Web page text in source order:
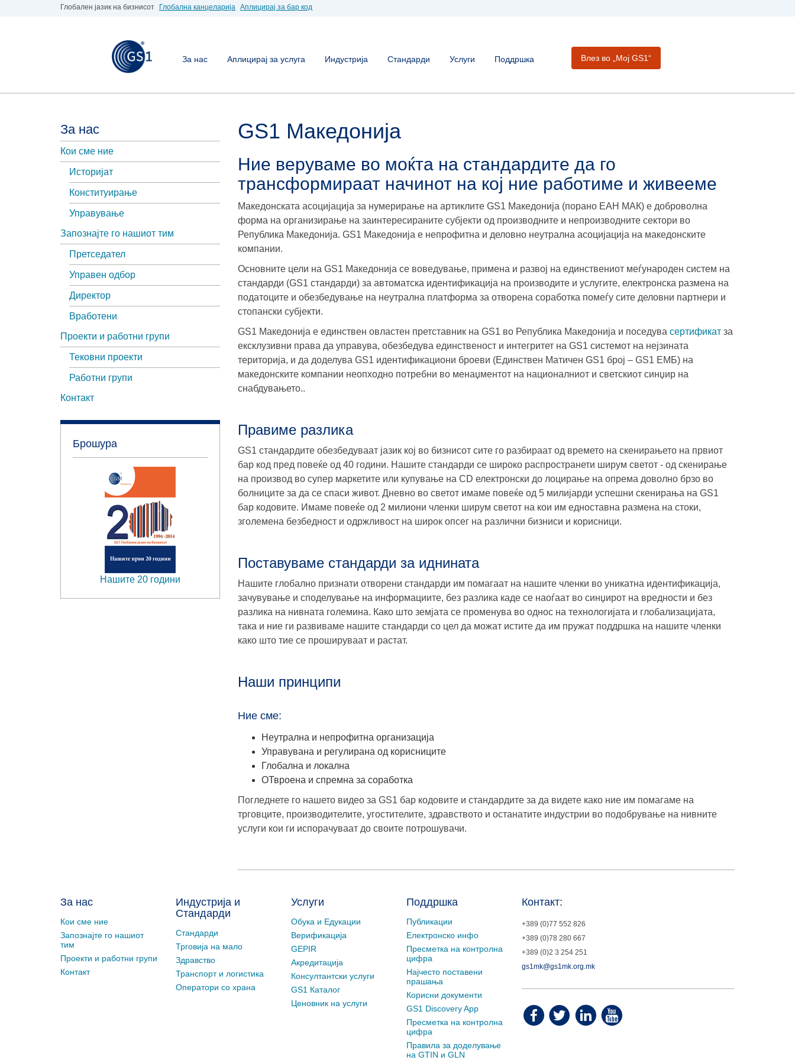
Глобален јазик на бизнисот Глобална канцеларија Аплицирај за бар код
За нас Аплицирај за услуга Индустрија Стандарди Услуги Поддршка Влез во „Moj GS1“
За нас
Кои сме ние
Историјат
Конституирање
Управување
Запознајте го нашиот тим
Претседател
Управен одбор
Директор
Вработени
Проекти и работни групи
Тековни проекти
Работни групи
Контакт
Брошура
Нашите 20 години
GS1 Македонија
Ние веруваме во моќта на стандардите да го
трансформираат начинот на кој ние работиме и живееме
Македонската асоцијација за нумерирање на артиклите GS1 Македонија (порано ЕАН МАК) е доброволна
форма на организирање на заинтересираните субјекти од производните и непроизводните сектори во
Република Македонија. GS1 Македонија е непрофитна и деловно неутрална асоцијација на македонските
компании.
Основните цели на GS1 Македонија се воведување, примена и развој на единствениот меѓународен систем на
стандарди (GS1 стандарди) за автоматска идентификација на производите и услугите, електронска размена на
податоците и обезбедување на неутрална платформа за отворена соработка помеѓу сите деловни партнери и
стопански субјекти.
GS1 Македонија е единствен овластен претставник на GS1 во Република Македонија и поседува сертификат за
ексклузивни права да управува, обезбедува единственост и интегритет на GS1 системот на нејзината
територија, и да доделува GS1 идентификациони броеви (Единствен Матичен GS1 број – GS1 ЕМБ) на
македонските компании неопходно потребни во менаџментот на националниот и светскиот синџир на
снабдувањето..
Правиме разлика
GS1 стандардите обезбедуваат јазик кој во бизнисот сите го разбираат од времето на скенирањето на првиот
бар код пред повеќе од 40 години. Нашите стандарди се широко распространети ширум светот - од скенирање
на производ во супер маркетите или купување на CD електронски до лоцирање на опрема доволно брзо во
болниците за да се спаси живот. Дневно во светот имаме повеќе од 5 милијарди успешни скенирања на GS1
бар кодовите. Имаме повеќе од 2 милиони членки ширум светот на кои им едноставна размена на стоки,
зголемена безбедност и одржливост на широк опсег на различни бизниси и корисници.
Поставуваме стандарди за иднината
Нашите глобално признати отворени стандарди им помагаат на нашите членки во уникатна идентификација,
зачувување и споделување на информациите, без разлика каде се наоѓаат во синџирот на вредности и без
разлика на нивната големина. Како што земјата се променува во однос на технологијата и глобализацијата,
така и ние ги развиваме нашите стандарди со цел да можат истите да им пружат поддршка на нашите членки
како што тие се прошируваат и растат.
Наши принципи
Ние сме:
Неутрална и непрофитна организација
Управувана и регулирана од корисниците
Глобална и локална
ОТвроена и спремна за соработка
Погледнете го нашето видео за GS1 бар кодовите и стандардите за да видете како ние им помагаме на
трговците, производителите, угостителите, здравството и останатите индустрии во подобрување на нивните
услуги кои ги испорачуваат до своите потрошувачи.
За нас
Кои сме ние
Запознајте го нашиот
тим
Проекти и работни групи
Контакт
Индустрија и
Стандарди
Стандарди
Трговија на мало
Здравство
Транспорт и логистика
Оператори со храна
Услуги
Обука и Едукации
Верификација
GEPIR
Акредитација
Консултантски услуги
GS1 Каталог
Ценовник на услуги
Поддршка
Публикации
Електронско инфо
Пресметка на контролна
цифра
Најчесто поставени
прашања
Корисни документи
GS1 Discovery App
Пресметка на контролна
цифра
Правила за доделување
на GTIN и GLN
Контакт:
+389 (0)77 552 826
+389 (0)78 280 667
+389 (0)2 3 254 251
gs1mk@gs1mk.org.mk